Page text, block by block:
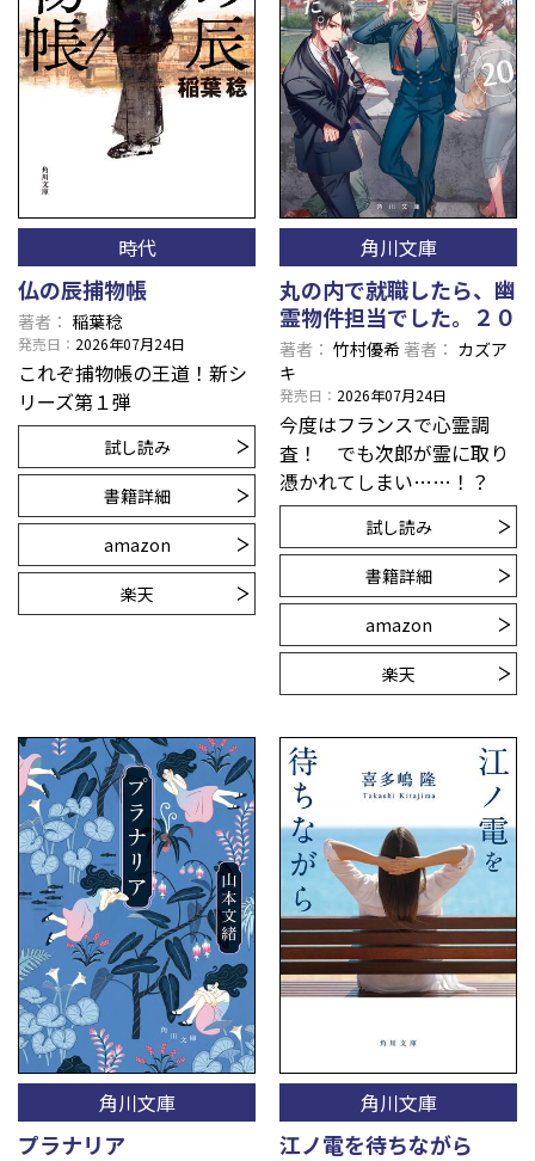
時代
仏の辰捕物帳
著者 稲葉稔
発売日 2026年07月24日
これぞ捕物帳の王道！新シ
リーズ第１弾
試し読み
書籍詳細
amazon
楽天
角川文庫
丸の内で就職したら、幽
霊物件担当でした。２０
著者 竹村優希著者
カズア
キ
発売日 2026年07月24日
今度はフランスで心霊調
査！ でも次郎が霊に取り
憑かれてしまい……！？
試し読み
書籍詳細
amazon
楽天
角川文庫
プラナリア
角川文庫
江ノ電を待ちながら